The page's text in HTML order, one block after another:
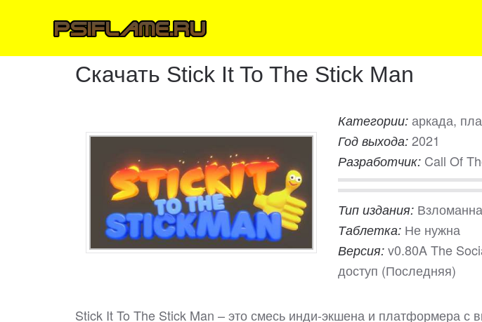
Скачать Stick It To The Stick Man
Категории: аркада,
Год выхода: 2021
Разработчик: Call Of
Тип издания:
Таблетка: Не нужна
Версия: v0.80A The
доступ (Последняя)
Stick It To The Stick Man – это смесь инди-экшена и платформера с